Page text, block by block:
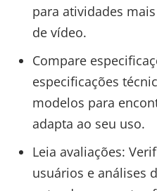
para atividades
de vídeo.
Compare
especificações
modelos para
adapta ao seu uso.
Leia avaliações:
usuários e análises